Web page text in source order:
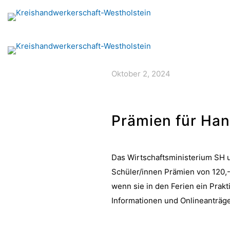
Oktober 2, 2024
Prämien für
Das Wirtschaftsministerium SH
Schüler/innen Prämien von
wenn sie in den Ferien ein
Informationen und